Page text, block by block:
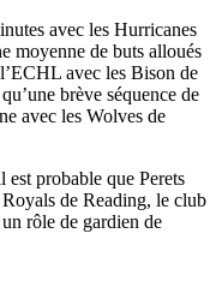
avec les Hurricanes
moyenne de buts alloués
avec les Bison de
brève séquence de
avec les Wolves de
probable que Perets
de Reading, le club
rôle de gardien de